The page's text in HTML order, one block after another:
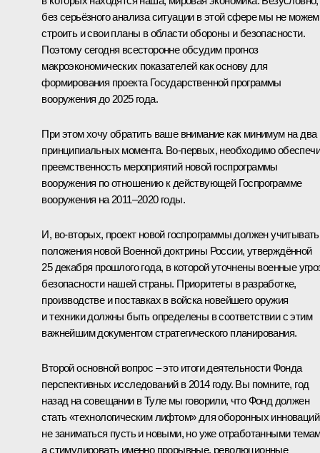
без серьёзного анализа ситуации в этой сфере мы не можем
строить и свои планы в области обороны и безопасности.
Поэтому сегодня всесторонне обсудим прогноз
макроэкономических показателей как основу для
формирования проекта Государственной программы
вооружения до 2025 года.
При этом хочу обратить ваше внимание как минимум на два
принципиальных момента. Во‑первых, необходимо
преемственность мероприятий новой госпрограммы
вооружения по отношению к действующей Госпрограмме
вооружения на 2011–2020 годы.
И, во‑вторых, проект новой госпрограммы должен учитывать
положения новой Военной доктрины России, утверждённой
25 декабря прошлого года, в которой уточнены военные
безопасности нашей страны. Приоритеты в разработке,
производстве и поставках в войска новейшего оружия
и техники должны быть определены в соответствии с этим
важнейшим документом стратегического планирования.
Второй основной вопрос – это итоги деятельности Фонда
перспективных исследований в 2014 году. Вы помните, год
назад на совещании в Туле мы говорили, что Фонд должен
стать «технологическим лифтом» для оборонных
не заниматься пусть и новыми, но уже отработанными
а стимулировать именно прорывные, революционные